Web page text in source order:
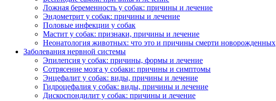
Ложная беременность у собак: причины и лечение
Эндометрит у собак: причины и лечение
Половые инфекции у собак
Мастит у собак: признаки, причины и лечение
Неонатология животных: что это и причины смерти новорожденных
Заболевания нервной системы
Эпилепсия у собак: причины, формы и лечение
Сотрясение мозга у собаки: причины и симптомы
Энцефалит у собак: виды, причины и лечение
Гидроцефалия у собак: виды, причины и лечение
Дискоспондилит у собак: причины и лечение